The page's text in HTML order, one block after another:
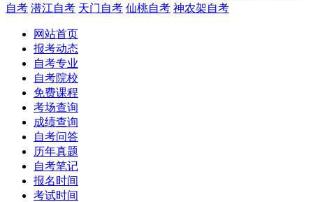
自考 潜江自考 天门自考 仙桃自考 神农架自考
网站首页
报考动态
自考专业
自考院校
免费课程
考场查询
成绩查询
自考问答
历年真题
自考笔记
报名时间
考试时间